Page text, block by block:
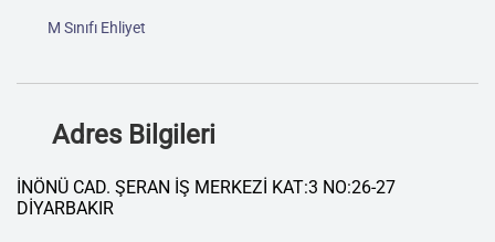
M Sınıfı Ehliyet
Adres Bilgileri
İNÖNÜ CAD. ŞERAN İŞ MERKEZİ KAT:3 NO:26-27
DİYARBAKIR